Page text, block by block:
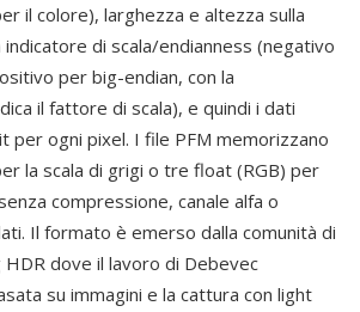
il colore), larghezza e altezza sulla
indicatore di scala/endianness (negativo
per big-endian, con la
il fattore di scala), e quindi i dati
per ogni pixel. I file PFM memorizzano
la scala di grigi o tre float (RGB) per
compressione, canale alfa o
Il formato è emerso dalla comunità di
HDR dove il lavoro di Debevec
su immagini e la cattura con light